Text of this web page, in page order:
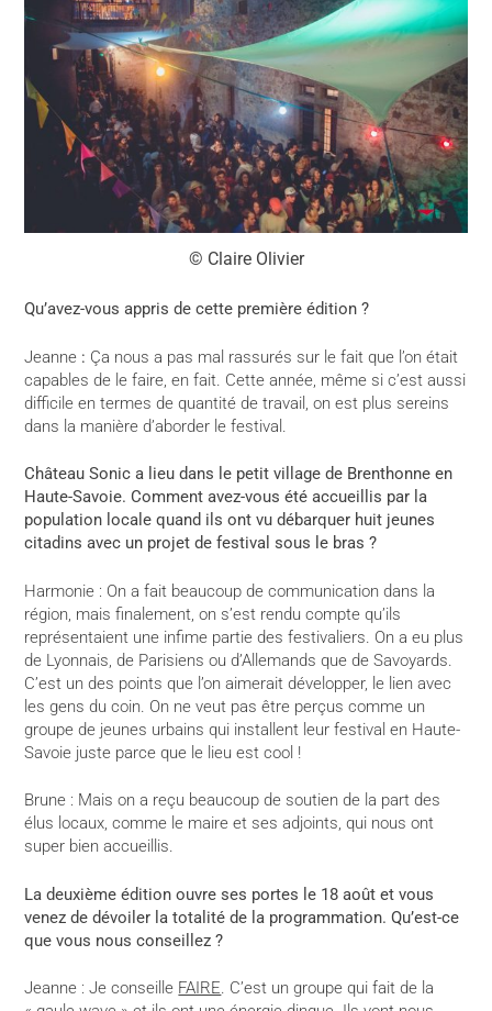
© Claire Olivier
Qu’avez-vous appris de cette première édition ?
Jeanne : Ça nous a pas mal rassurés sur le fait que l’on était
capables de le faire, en fait. Cette année, même si c’est aussi
difficile en termes de quantité de travail, on est plus sereins
dans la manière d’aborder le festival.
Château Sonic a lieu dans le petit village de Brenthonne en
Haute-Savoie. Comment avez-vous été accueillis par la
population locale quand ils ont vu débarquer huit jeunes
citadins avec un projet de festival sous le bras ?
Harmonie : On a fait beaucoup de communication dans la
région, mais finalement, on s’est rendu compte qu’ils
représentaient une infime partie des festivaliers. On a eu plus
de Lyonnais, de Parisiens ou d’Allemands que de Savoyards.
C’est un des points que l’on aimerait développer, le lien avec
les gens du coin. On ne veut pas être perçus comme un
groupe de jeunes urbains qui installent leur festival en Haute-
Savoie juste parce que le lieu est cool !
Brune : Mais on a reçu beaucoup de soutien de la part des
élus locaux, comme le maire et ses adjoints, qui nous ont
super bien accueillis.
La deuxième édition ouvre ses portes le 18 août et vous
venez de dévoiler la totalité de la programmation. Qu’est-ce
que vous nous conseillez ?
Jeanne : Je conseille FAIRE. C’est un groupe qui fait de la